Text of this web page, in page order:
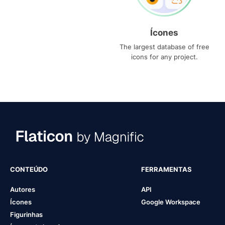
Ícones
The largest database of free
icons for any project.
CONTEÚDO
Autores
Ícones
Figurinhas
FERRAMENTAS
API
Google Workspace